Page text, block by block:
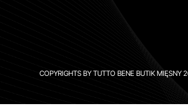
COPYRIGHTS BY TUTTO BENE BUTIK MIĘSNY